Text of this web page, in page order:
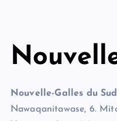
Nouvelle-Galles du Sud
Nawaqanitawase, 6.